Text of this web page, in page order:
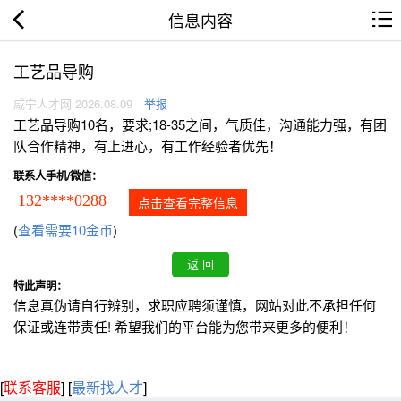
信息内容
工艺品导购
咸宁人才网 2026.08.09 举报
工艺品导购10名，要求;18-35之间，气质佳，沟通能力强，有团
队合作精神，有上进心，有工作经验者优先！
联系人手机/微信：
132****0288 点击查看完整信息
(查看需要10金币)
特此声明：
信息真伪请自行辨别，求职应聘须谨慎，网站对此不承担任何
保证或连带责任! 希望我们的平台能为您带来更多的便利！
[联系客服] [最新找人才]